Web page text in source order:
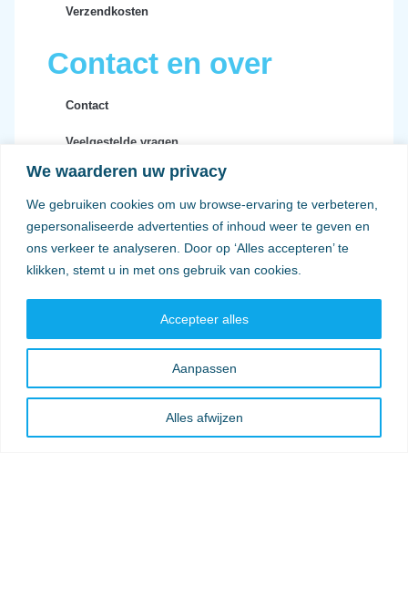
We waarderen uw privacy
We gebruiken cookies om uw browse-ervaring te verbeteren,
gepersonaliseerde advertenties of inhoud weer te geven en
ons verkeer te analyseren. Door op ‘Alles accepteren’ te
klikken, stemt u in met ons gebruik van cookies.
Aanpassen
Alles afwijzen
Accepteer alles
Verzendkosten
Contact en over
Contact
Veelgestelde vragen
Privacy en voorwaarden